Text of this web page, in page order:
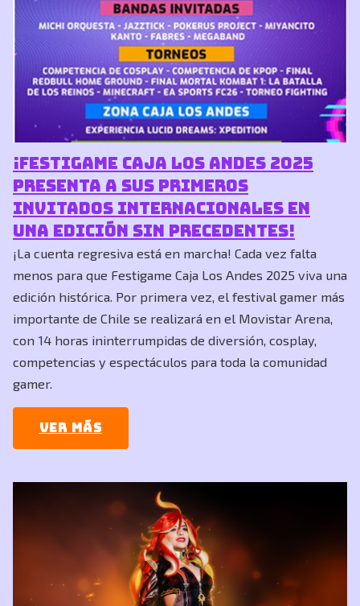
¡Festigame Caja Los Andes 2025
presenta a sus primeros
invitados internacionales en
una edición sin precedentes!
¡La cuenta regresiva está en marcha! Cada vez falta
menos para que Festigame Caja Los Andes 2025 viva una
edición histórica. Por primera vez, el festival gamer más
importante de Chile se realizará en el Movistar Arena,
con 14 horas ininterrumpidas de diversión, cosplay,
competencias y espectáculos para toda la comunidad
gamer.
Ver más